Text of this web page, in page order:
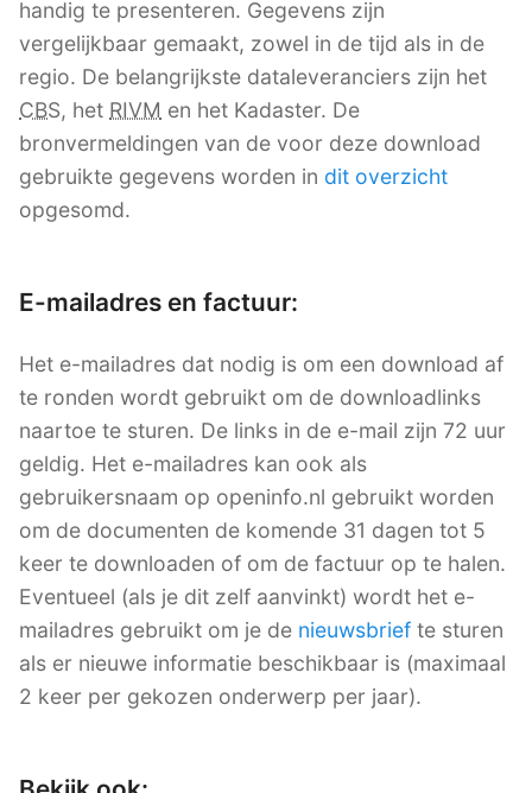
handig te presenteren. Gegevens zijn
vergelijkbaar gemaakt, zowel in de tijd als in de
regio. De belangrijkste dataleveranciers zijn het
CBS, het RIVM en het Kadaster. De
bronvermeldingen van de voor deze download
gebruikte gegevens worden in dit overzicht
opgesomd.
E-mailadres en factuur:
Het e-mailadres dat nodig is om een download af
te ronden wordt gebruikt om de downloadlinks
naartoe te sturen. De links in de e-mail zijn 72 uur
geldig. Het e-mailadres kan ook als
gebruikersnaam op openinfo.nl gebruikt worden
om de documenten de komende 31 dagen tot 5
keer te downloaden of om de factuur op te halen.
Eventueel (als je dit zelf aanvinkt) wordt het e-
mailadres gebruikt om je de nieuwsbrief te sturen
als er nieuwe informatie beschikbaar is (maximaal
2 keer per gekozen onderwerp per jaar).